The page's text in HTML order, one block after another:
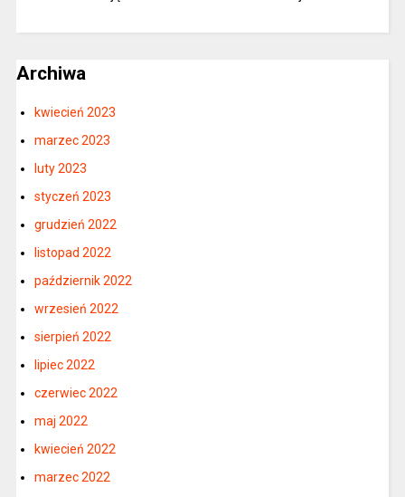
Archiwa
kwiecień 2023
marzec 2023
luty 2023
styczeń 2023
grudzień 2022
listopad 2022
październik 2022
wrzesień 2022
sierpień 2022
lipiec 2022
czerwiec 2022
maj 2022
kwiecień 2022
marzec 2022